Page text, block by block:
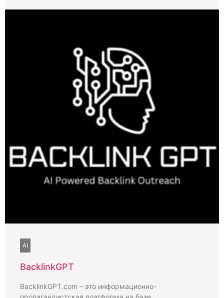
AI
BacklinkGPT
BacklinkGPT.com – это информационно-